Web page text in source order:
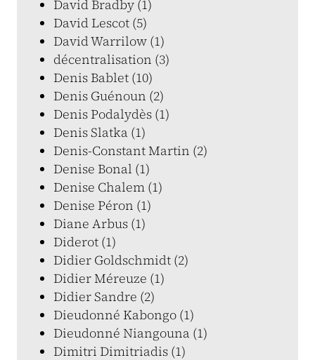
David Bradby (1)
David Lescot (5)
David Warrilow (1)
décentralisation (3)
Denis Bablet (10)
Denis Guénoun (2)
Denis Podalydès (1)
Denis Slatka (1)
Denis-Constant Martin (2)
Denise Bonal (1)
Denise Chalem (1)
Denise Péron (1)
Diane Arbus (1)
Diderot (1)
Didier Goldschmidt (2)
Didier Méreuze (1)
Didier Sandre (2)
Dieudonné Kabongo (1)
Dieudonné Niangouna (1)
Dimitri Dimitriadis (1)